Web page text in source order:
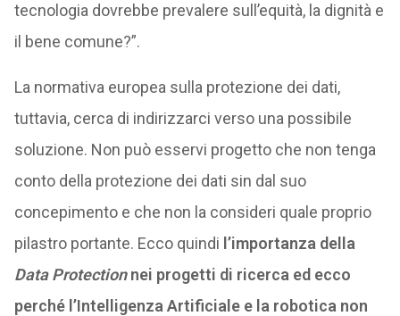
tecnologia dovrebbe prevalere sull’equità, la dignità e
il bene comune?”.
La normativa europea sulla protezione dei dati,
tuttavia, cerca di indirizzarci verso una possibile
soluzione. Non può esservi progetto che non tenga
conto della protezione dei dati sin dal suo
concepimento e che non la consideri quale proprio
pilastro portante. Ecco quindi l’importanza della
Data Protectionnei progetti di ricerca ed ecco
perché l’Intelligenza Artificiale e la robotica non